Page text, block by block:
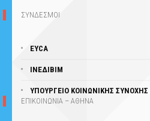
ΣΥΝΔΕΣΜΟΙ
EYCA
ΙΝΕΔΙΒΙΜ
ΥΠΟΥΡΓΕΊΟ ΚΟΙΝΩΝΙΚΗΣ ΣΥΝΟΧΗΣ
ΕΠΙΚΟΙΝΩΝΙΑ – ΑΘΗΝΑ